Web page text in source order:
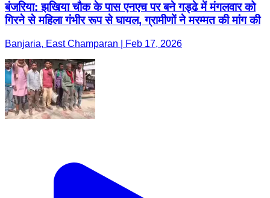
बंजरिया: झखिया चौक के पास एनएच पर बने गड्ढे में मंगलवार को
गिरने से महिला गंभीर रूप से घायल, ग्रामीणों ने मरम्मत की मांग की
Banjaria, East Champaran | Feb 17, 2026